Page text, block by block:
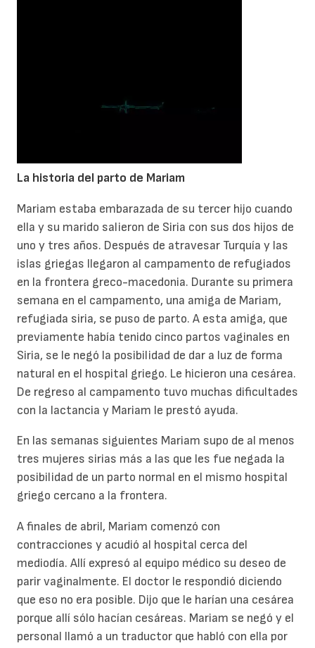
La historia del parto de Mariam
Mariam estaba embarazada de su tercer hijo cuando
ella y su marido salieron de Siria con sus dos hijos de
uno y tres años. Después de atravesar Turquía y las
islas griegas llegaron al campamento de refugiados
en la frontera greco-macedonia. Durante su primera
semana en el campamento, una amiga de Mariam,
refugiada siria, se puso de parto. A esta amiga, que
previamente había tenido cinco partos vaginales en
Siria, se le negó la posibilidad de dar a luz de forma
natural en el hospital griego. Le hicieron una cesárea.
De regreso al campamento tuvo muchas dificultades
con la lactancia y Mariam le prestó ayuda.
En las semanas siguientes Mariam supo de al menos
tres mujeres sirias más a las que les fue negada la
posibilidad de un parto normal en el mismo hospital
griego cercano a la frontera.
A finales de abril, Mariam comenzó con
contracciones y acudió al hospital cerca del
mediodía. Allí expresó al equipo médico su deseo de
parir vaginalmente. El doctor le respondió diciendo
que eso no era posible. Dijo que le harían una cesárea
porque allí sólo hacían cesáreas. Mariam se negó y el
personal llamó a un traductor que habló con ella por